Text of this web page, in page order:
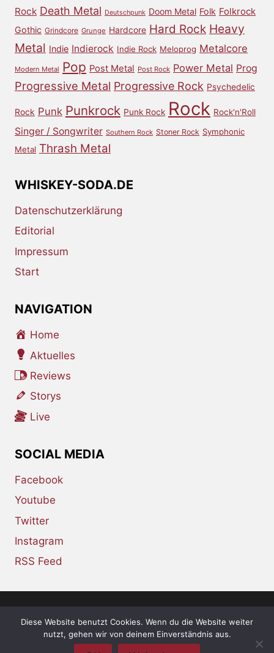
Rock Death Metal Deutschpunk Doom Metal Folk Folkrock
Gothic Grindcore Grunge Hardcore Hard Rock Heavy
Metal Indie Indierock Indie Rock Meloprog Metalcore
Modern Metal Pop Post Metal Post Rock Power Metal Prog
Progressive Metal Progressive Rock Psychedelic
Rock Punk Punkrock Punk Rock Rock Rock'n'Roll
Singer / Songwriter Southern Rock Stoner Rock Symphonic
Metal Thrash Metal
WHISKEY-SODA.DE
Datenschutzerklärung
Editorial
Impressum
Start
NAVIGATION
Home
Aktuelles
Reviews
Storys
Live
SOCIAL MEDIA
Facebook
Youtube
Twitter
Instagram
RSS Feed
© 2026 whiskey-soda.de - the alternative
magazine •Impressum•Datenschutzerklärung
Diese Website benutzt Cookies. Wenn du die Website weiter
nutzt, gehen wir von deinem Einverständnis aus.